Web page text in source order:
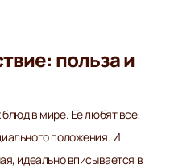
польза и
в мире. Её любят все,
положения. И
идеально вписывается в